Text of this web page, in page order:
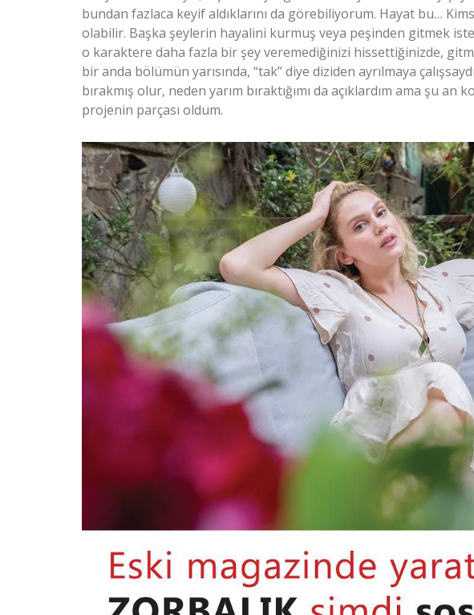
bundan fazlaca keyif aldıklarını da görebiliyorum. Hayat bu…
olabilir. Başka şeylerin hayalini kurmuş veya peşinden gitmek
o karaktere daha fazla bir şey veremediğinizi hissettiğinizde,
bir anda bölümün yarısında, “tak” diye diziden ayrılmaya
bırakmış olur, neden yarım bıraktığımı da açıklardım ama şu
projenin parçası oldum.